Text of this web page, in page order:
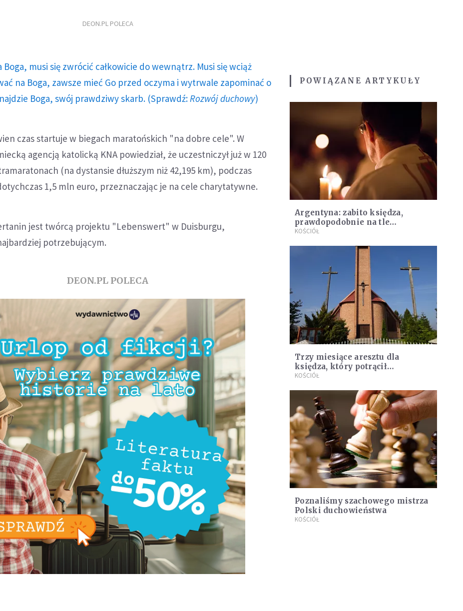
DEON.PL POLECA
Boga, musi się zwrócić całkowicie do wewnątrz. Musi się wciąż
na Boga, zawsze mieć Go przed oczyma i wytrwale zapominać o
Boga, swój prawdziwy skarb. (Sprawdź: Rozwój duchowy)
czas startuje w biegach maratońskich "na dobre cele". W
agencją katolicką KNA powiedział, że uczestniczył już w 120
(na dystansie dłuższym niż 42,195 km), podczas
1,5 mln euro, przeznaczając je na cele charytatywne.
jest twórcą projektu "Lebenswert" w Duisburgu,
potrzebującym.
DEON.PL POLECA
POWIĄZANE ARTYKUŁY
Argentyna: zabito księdza,
prawdopodobnie na tle
rabunkowym
KOŚCIÓŁ
Trzy miesiące aresztu dla
księdza, który potrącił
nastolatkę i uciekł z miejsca
KOŚCIÓŁ
Poznaliśmy szachowego mistrza
Polski duchowieństwa
KOŚCIÓŁ